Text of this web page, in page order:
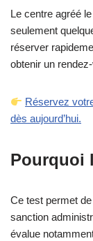
Le centre agréé
seulement
réserver
obtenir un
Réservez
dès aujourd’hui.
Pourquoi
Ce test permet
sanction
évalue